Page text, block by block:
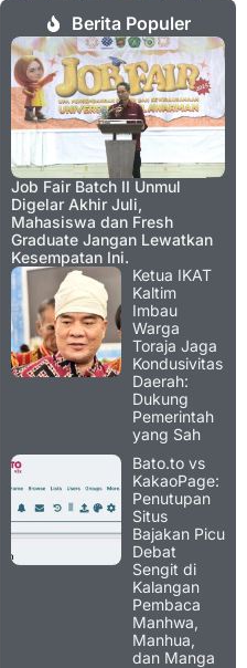
Berita Populer
Job Fair Batch II Unmul
Digelar Akhir Juli,
Mahasiswa dan Fresh
Graduate Jangan Lewatkan
Kesempatan Ini.
Ketua IKAT
Kaltim
Imbau
Warga
Toraja Jaga
Kondusivitas
Daerah:
Dukung
Pemerintah
yang Sah
Bato.to vs
KakaoPage:
Penutupan
Situs
Bajakan Picu
Debat
Sengit di
Kalangan
Pembaca
Manhwa,
Manhua,
dan Manga